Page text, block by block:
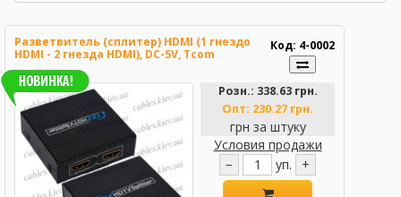
Разветвитель (сплитер) HDMI (1 гнездо
HDMI - 2 гнезда HDMI), DC-5V, Tcom
Код: 4-0002
Розн.: 338.63 грн.
Опт: 230.27 грн.
грн за штуку
Условия продажи
−
уп. +